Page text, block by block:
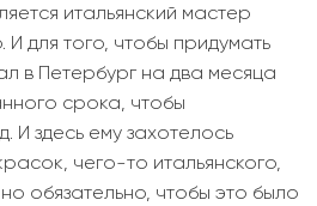
итальянский мастер
для того, чтобы придумать
в Петербург на два месяца
срока, чтобы
И здесь ему захотелось
чего-то итальянского,
обязательно, чтобы это было